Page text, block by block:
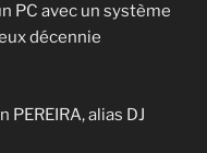
PC avec un système
décennie
alias DJ